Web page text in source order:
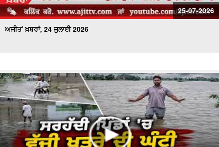
25-07-2026
ਅਜੀਤ' ਖ਼ਬਰਾਂ, 24 ਜੁਲਾਈ 2026